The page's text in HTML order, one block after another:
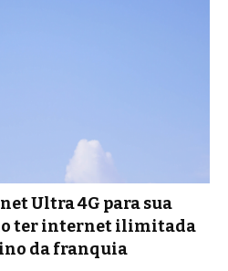
Ultra 4G para sua
ter internet ilimitada
da franquia